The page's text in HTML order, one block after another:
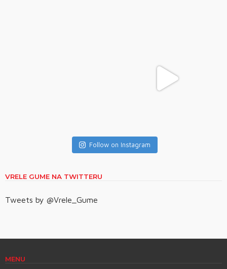
Follow on Instagram
VRELE GUME NA TWITTERU
Tweets by @Vrele_Gume
MENU